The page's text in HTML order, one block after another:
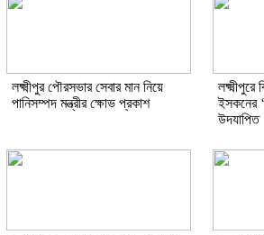
লক্ষ্মীপুর পৌরসভার সেবার মান নিয়ে
পানিসম্পদ মন্ত্রীর ক্ষোভ প্রকাশ
লক্ষ্মীপুরে
ইসকনের
উদযাপিত